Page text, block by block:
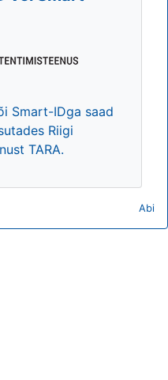
Smart-IDga saad
Riigi
TARA.
Abi